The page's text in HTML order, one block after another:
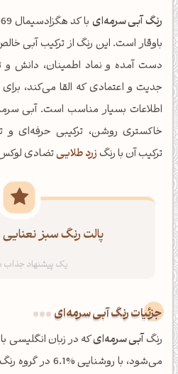
رنگ آبی سرمه‌ای
باوقار است. این رنگ از ترکیب آبی
دست آمده و نماد اطمینان، دانش
جدیت و اعتمادی که القا می‌کند،
اطلاعات بسیار مناسب است. آبی
خاکستری روشن، ترکیبی حرفه‌ای و
ترکیب آن با رنگزرد طلاییتضادی
پالت رنگ سبز
جزئیات رنگ آبی سرمه‌ای
رنگآبی سرمه‌ایکه در زبان انگلیسی
می‌شود، با